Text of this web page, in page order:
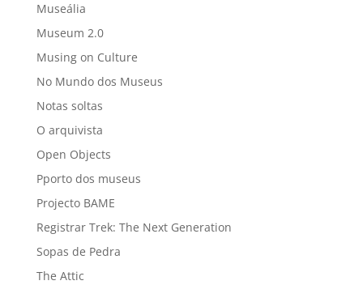
Museália
Museum 2.0
Musing on Culture
No Mundo dos Museus
Notas soltas
O arquivista
Open Objects
Pporto dos museus
Projecto BAME
Registrar Trek: The Next Generation
Sopas de Pedra
The Attic